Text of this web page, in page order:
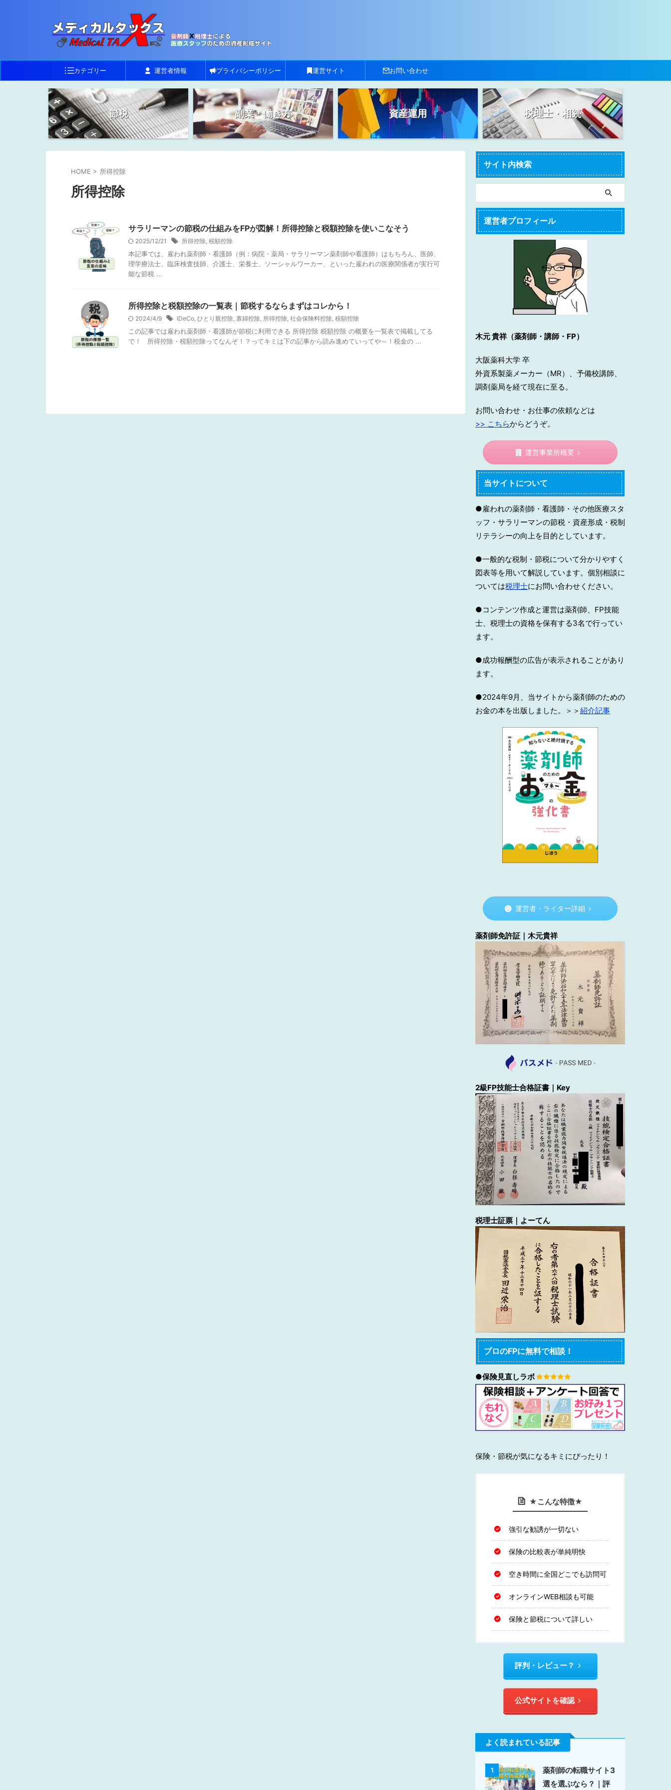
カテゴリー 運営者情報 プライバシーポリシー 運営サイト お問い合わせ
節税 副業・働き方 資産運用 税理士・相続
HOME > 所得控除
所得控除
サラリーマンの節税の仕組みをFPが図解！所得控除と税額控除を使いこなそう
2025/12/21 所得控除, 税額控除
本記事では、雇われ薬剤師・看護師（例：病院・薬局・サラリーマン薬剤師や看護師）はもちろん、医師、
理学療法士、臨床検査技師、介護士、栄養士、ソーシャルワーカー、といった雇われの医療関係者が実行可
能な節税 ...
所得控除と税額控除の一覧表｜節税するならまずはコレから！
2024/4/9 iDeCo, ひとり親控除, 寡婦控除, 所得控除, 社会保険料控除, 税額控除
この記事では雇われ薬剤師・看護師が節税に利用できる 所得控除 税額控除 の概要を一覧表で掲載してる
で！ 所得控除・税額控除ってなんぞ！？ってキミは下の記事から読み進めていってや～！税金の ...
サイト内検索
運営者プロフィール
木元 貴祥（薬剤師・講師・FP）
大阪薬科大学 卒
外資系製薬メーカー（MR）、予備校講師、
調剤薬局を経て現在に至る。
お問い合わせ・お仕事の依頼などは
>> こちらからどうぞ。
運営事業所概要
当サイトについて
●雇われの薬剤師・看護師・その他医療スタ
ッフ・サラリーマンの節税・資産形成・税制
リテラシーの向上を目的としています。
●一般的な税制・節税について分かりやすく
図表等を用いて解説しています。個別相談に
ついては税理士にお問い合わせください。
●コンテンツ作成と運営は薬剤師、FP技能
士、税理士の資格を保有する3名で行ってい
ます。
●成功報酬型の広告が表示されることがあり
ます。
●2024年9月、当サイトから薬剤師のための
お金の本を出版しました。＞＞ 紹介記事
運営者・ライター詳細
薬剤師免許証｜木元貴祥
2級FP技能士合格証書｜Key
税理士証票｜よーてん
プロのFPに無料で相談！
●保険見直しラボ
保険・節税が気になるキミにぴったり！
★こんな特徴★
強引な勧誘が一切ない
保険の比較表が単純明快
空き時間に全国どこでも訪問可
オンラインWEB相談も可能
保険と節税について詳しい
評判・レビュー？
公式サイトを確認
よく読まれている記事
1
薬剤師の転職サイト3
選を選ぶなら？｜評